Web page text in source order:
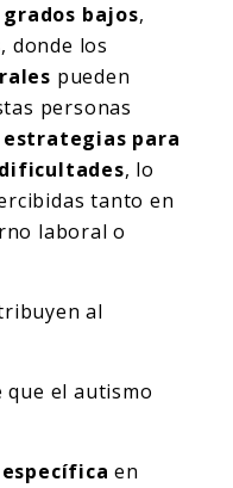
bajos,
, donde los
pueden
personas
estrategias para
, lo
tanto en
laboral o
al
que el autismo
en